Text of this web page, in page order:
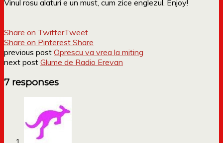
Vinul rosu alaturi e un must, cum zice englezul. Enjoy!
Share on TwitterTweet
Share on Pinterest Share
previous post Oprescu va vrea la miting
next post Glume de Radio Erevan
7 responses